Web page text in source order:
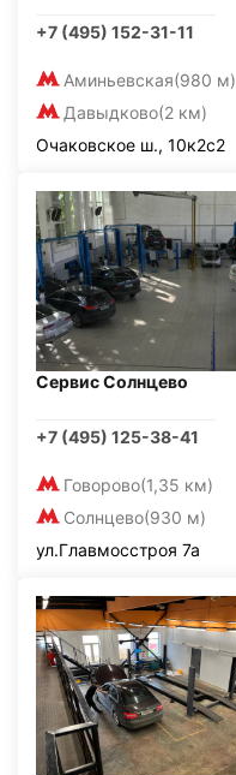
+7 (495) 152-31-11
Аминьевская(980 м)
Давыдково(2 км)
Очаковское ш., 10к2с2
Сервис Солнцево
+7 (495) 125-38-41
Говорово(1,35 км)
Солнцево(930 м)
ул.Главмосстроя 7а